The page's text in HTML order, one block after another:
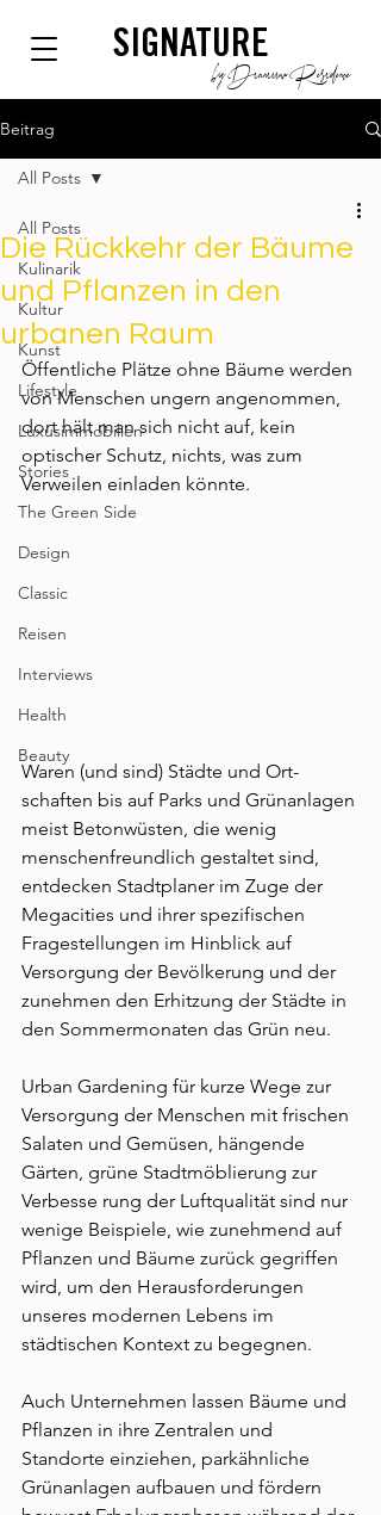
SIGNATURE
by Dianium Residence
Beitrag
All Posts
Kulinarik
Kultur
Kunst
Lifestyle
Luxusimmobilien
Stories
The Green Side
Design
Classic
Reisen
Interviews
Health
Beauty
All Posts
Die Rückkehr der Bäume
und Pflanzen in den
urbanen Raum
Öffentliche Plätze ohne Bäume werden
von Menschen ungern angenommen,
dort hält man sich nicht auf, kein
optischer Schutz, nichts, was zum
Verweilen einladen könnte.
Waren (und sind) Städte und Ort­
schaften bis auf Parks und Grünanlagen
meist Be­tonwüsten, die wenig
menschenfreundlich gestaltet sind,
entdecken Stadtplaner im Zuge der
Megacities und ihrer spezifischen
Fragestellungen im Hinblick auf
Versorgung der Bevölkerung und der
zunehmen­ den Erhitzung der Städte in
den Sommermonaten das Grün neu.
Urban Gardening für kurze Wege zur
Versorgung der Menschen mit frischen
Salaten und Gemüsen, hän­gende
Gärten, grüne Stadtmöblierung zur
Verbesse­ rung der Luftqualität sind nur
wenige Beispiele, wie zunehmend auf
Pflanzen und Bäume zurück gegriffen
wird, um den Herausforderungen
unseres modernen Lebens im
städtischen Kontext zu begegnen.
Auch Unternehmen lassen Bäume und
Pflanzen in ihre Zentralen und
Standorte einziehen, parkähnli­che
Grünanlagen aufbauen und fördern